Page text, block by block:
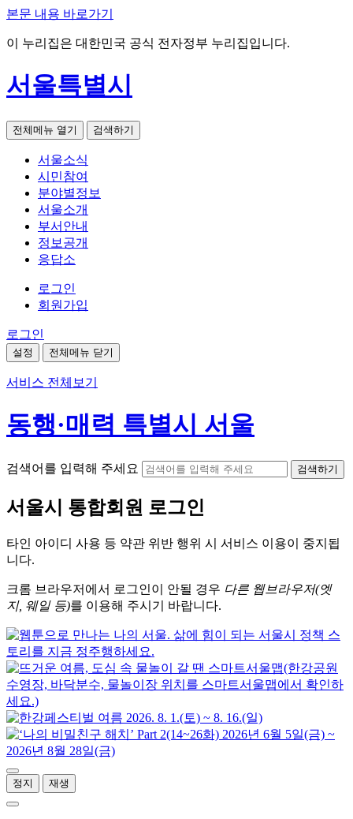
본문 내용 바로가기
이 누리집은 대한민국 공식 전자정부 누리집입니다.
서울특별시
전체메뉴 열기 검색하기
서울소식
시민참여
분야별정보
서울소개
부서안내
정보공개
응답소
로그인
회원가입
로그인
설정 전체메뉴 닫기
서비스 전체보기
동행·매력 특별시 서울
검색어를 입력해 주세요 검색하기
서울시 통합회원 로그인
타인 아이디 사용 등 약관 위반 행위 시 서비스 이용이 중지됩
니다.
크롬 브라우저에서 로그인이 안될 경우 다른 웹브라우저(엣
지, 웨일 등)를 이용해 주시기 바랍니다.
정지 재생